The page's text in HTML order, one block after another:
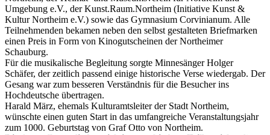
Umgebung e.V., der Kunst.Raum.Northeim (Initiative Kunst &
Kultur Northeim e.V.) sowie das Gymnasium Corvinianum. Alle
Teilnehmenden bekamen neben den selbst gestalteten Briefmarken
einen Preis in Form von Kinogutscheinen der Northeimer
Schauburg.
Für die musikalische Begleitung sorgte Minnesänger Holger
Schäfer, der zeitlich passend einige historische Verse wiedergab. Der
Gesang war zum besseren Verständnis für die Besucher ins
Hochdeutsche übertragen.
Harald März, ehemals Kulturamtsleiter der Stadt Northeim,
wünschte einen guten Start in das umfangreiche Veranstaltungsjahr
zum 1000. Geburtstag von Graf Otto von Northeim.